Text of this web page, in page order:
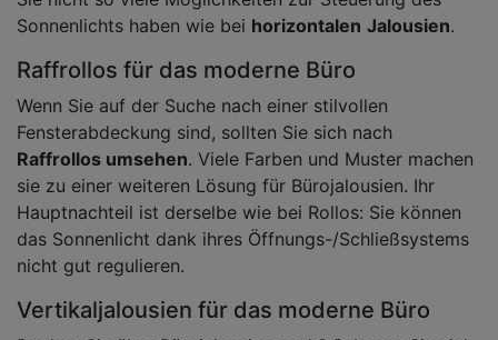
Sonnenlichts haben wie bei horizontalen Jalousien.
Raffrollos für das moderne Büro
Wenn Sie auf der Suche nach einer stilvollen
Fensterabdeckung sind, sollten Sie sich nach
Raffrollos umsehen. Viele Farben und Muster machen
sie zu einer weiteren Lösung für Bürojalousien. Ihr
Hauptnachteil ist derselbe wie bei Rollos: Sie können
das Sonnenlicht dank ihres Öffnungs-/Schließsystems
nicht gut regulieren.
Vertikaljalousien für das moderne Büro